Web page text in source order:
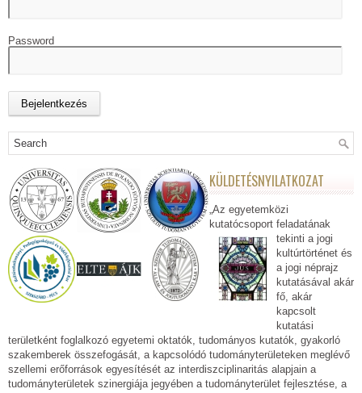
Password
KÜLDETÉSNYILATKOZAT
„Az egyetemközi
kutatócsoport feladatának
tekinti a jogi
kultúrtörténet és
a jogi néprajz
kutatásával akár
fő, akár
kapcsolt
kutatási
területként foglalkozó egyetemi oktatók, tudományos kutatók, gyakorló
szakemberek összefogását, a kapcsolódó tudományterületeken meglévő
szellemi erőforrások egyesítését az interdiszciplinaritás alapjain a
tudományterületek szinergiája jegyében a tudományterület fejlesztése, a